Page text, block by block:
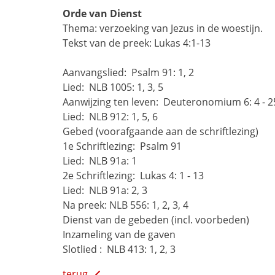
Orde van Dienst
Thema: verzoeking van Jezus in de woestijn.
Tekst van de preek: Lukas 4:1-13
Aanvangslied: Psalm 91: 1, 2
Lied: NLB 1005: 1, 3, 5
Aanwijzing ten leven: Deuteronomium 6: 4 -
Lied: NLB 912: 1, 5, 6
Gebed (voorafgaande aan de schriftlezing)
1e Schriftlezing: Psalm 91
Lied: NLB 91a: 1
2e Schriftlezing: Lukas 4: 1 - 13
Lied: NLB 91a: 2, 3
Na preek: NLB 556: 1, 2, 3, 4
Dienst van de gebeden (incl. voorbeden)
Inzameling van de gaven
Slotlied : NLB 413: 1, 2, 3